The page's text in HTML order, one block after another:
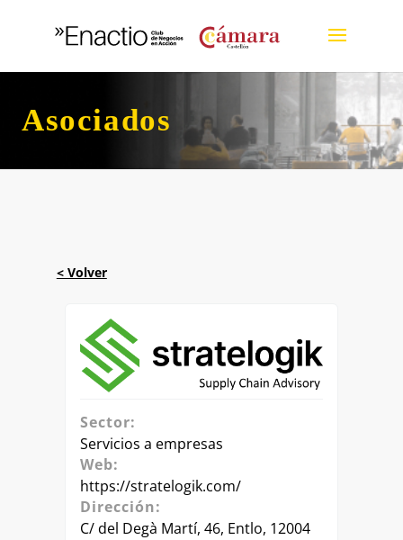
Asociados
Sector:
Servicios a empresas
Web:
https://stratelogik.com/
Dirección:
C/ del Degà Martí, 46, Entlo, 12004